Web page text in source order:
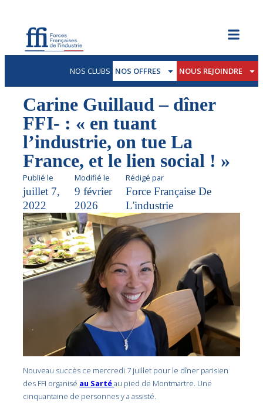
NOS CLUBS NOS OFFRES NOUS REJOINDRE
Carine Guillaud – dîner
FFI- : « en tuant
l’industrie, on tue La
France, et le lien social ! »
Publié le
juillet 7,
2022
Modifié le
9 février
2026
Rédigé par
Force Française De
L'industrie
Nouveau succès ce mercredi 7 juillet pour le dîner parisien
des FFI organisé au Sartéau pied de Montmartre. Une
cinquantaine de personnes y a assisté.